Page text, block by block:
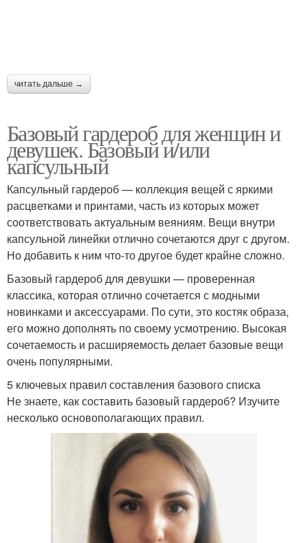
читать дальше →
Базовый гардероб для женщин и
девушек. Базовый и/или
капсульный
Капсульный гардероб — коллекция вещей с яркими
расцветками и принтами, часть из которых может
соответствовать актуальным веяниям. Вещи внутри
капсульной линейки отлично сочетаются друг с другом.
Но добавить к ним что-то другое будет крайне сложно.
Базовый гардероб для девушки — проверенная
классика, которая отлично сочетается с модными
новинками и аксессуарами. По сути, это костяк образа,
его можно дополнять по своему усмотрению. Высокая
сочетаемость и расширяемость делает базовые вещи
очень популярными.
5 ключевых правил составления базового списка
Не знаете, как составить базовый гардероб? Изучите
несколько основополагающих правил.